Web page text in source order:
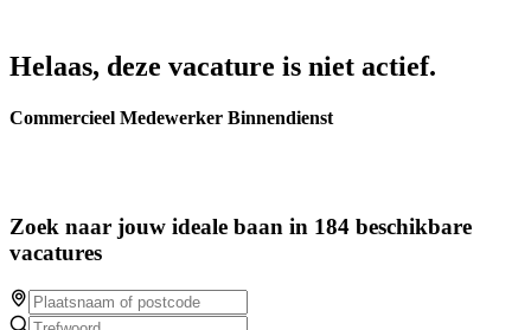
Helaas, deze vacature is niet actief.
Commercieel Medewerker Binnendienst
Zoek naar jouw ideale baan in 184 beschikbare
vacatures